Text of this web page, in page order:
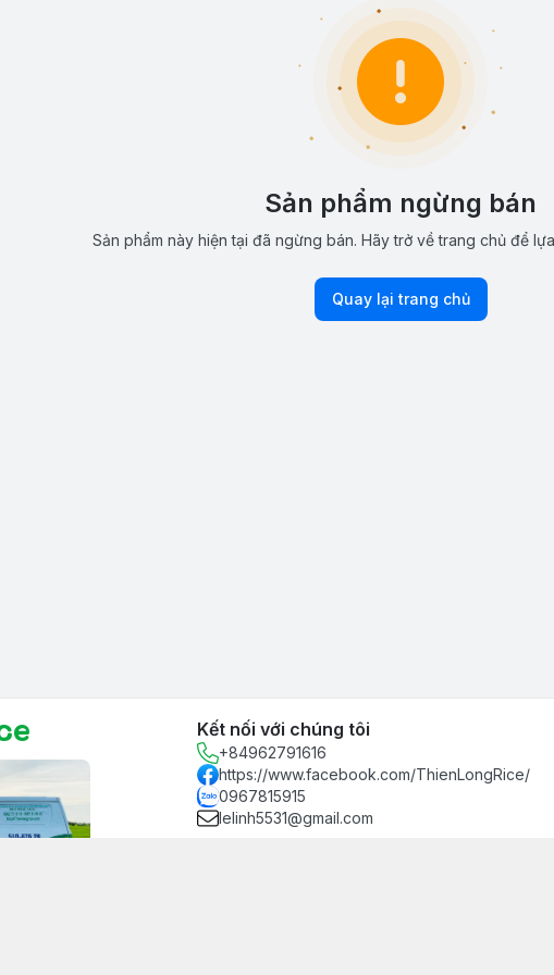
Sản phẩm ngừng bán
Sản phẩm này hiện tại đã ngừng bán. Hãy trở về trang chủ để
Quay lại trang chủ
Kết nối với chúng tôi
+84962791616
https://www.facebook.com/ThienLongRice/
0967815915
lelinh5531@gmail.com